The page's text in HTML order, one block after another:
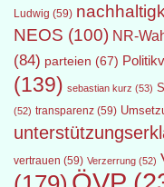
Ludwig (59)
NEOS (100) NR-
(84) parteien (67)
(139) sebastian kurz (53)
(52) transparenz (59)
vertrauen (59) Verzerrung (52)